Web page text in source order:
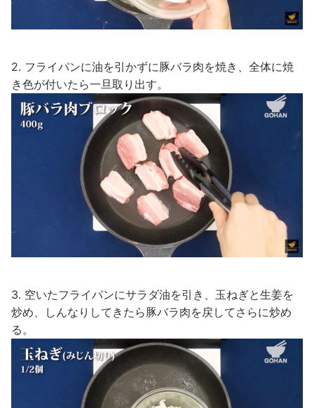
2. フライパンに油を引かずに豚バラ肉を焼き、全体に焼
き色が付いたら一旦取り出す。
3. 空いたフライパンにサラダ油を引き、玉ねぎと生姜を
炒め、しんなりしてきたら豚バラ肉を戻してさらに炒め
る。